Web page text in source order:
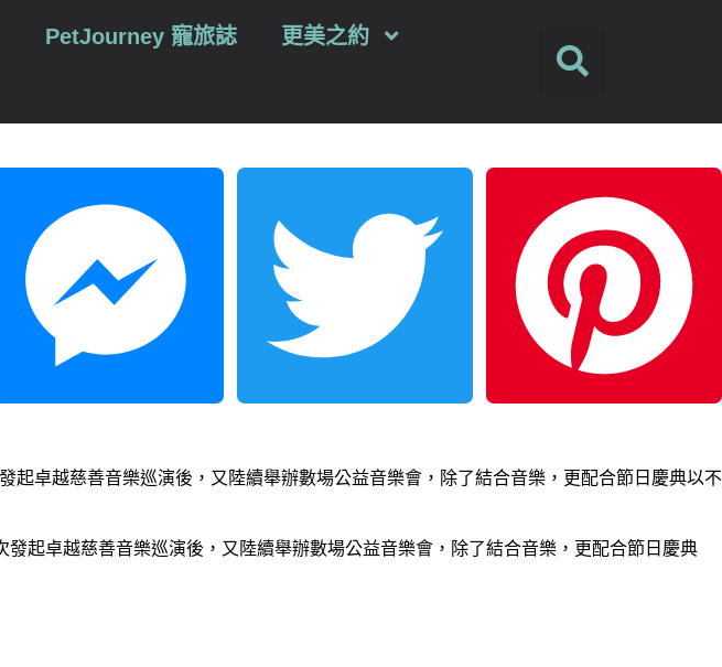
PetJourney 寵旅誌 更美之約
Twitter Pinterest
卓越慈善音樂巡演後，又陸續舉辦數場公益音樂會，除了結合音樂，更配合節日慶典以不
起卓越慈善音樂巡演後，又陸續舉辦數場公益音樂會，除了結合音樂，更配合節日慶典